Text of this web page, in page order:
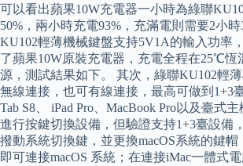
可以看出蘋果10W充電器一小時為綠聯
50%，兩小時充電93%，充滿電則需要2小
KU102輕薄機械鍵盤支持5V1A的輸入功率
了蘋果10W原裝充電器，充電全程在25℃恆
源，測試結果如下。 其次，綠聯KU102輕
無線連接，也可有線連接，最高可做到1+3
Tab S8、 iPad Pro、MacBook Pro以及臺式
進行按鍵切換設備，但驗證支持1+3臺設備
撥動系統切換鍵，並更換macOS系統的鍵
即可連接macOS 系統；在連接iMac一體式